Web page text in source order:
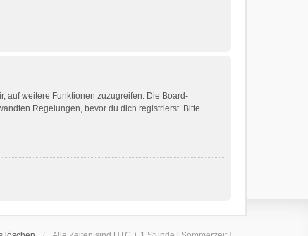
auf weitere Funktionen zuzugreifen. Die Board-
Regelungen, bevor du dich registrierst. Bitte